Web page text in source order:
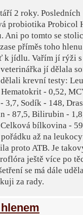
2 roky.
probiotika Probicol
po tomto se
příměs toho
k jídlu. Vařím jí rýži s
jí dělala
krevní testy:
- 0,52,
3,7, Sodík - 148,
- 87,5, Bilirubin -
bílkovina -
až na
proto ATB. Je
ještě více po
se má dále
za rady.